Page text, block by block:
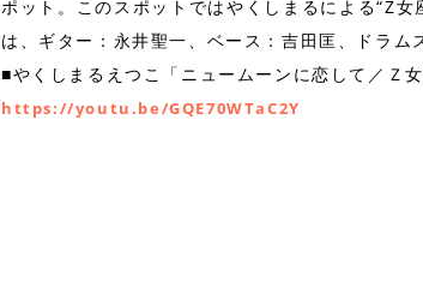
ポット。このスポットではやくしまるによる“Z
は、ギター：永井聖一、ベース：吉田匡、ドラ
■やくしまるえつこ「ニュームーンに恋して／Ｚ
https://youtu.be/GQE70WTaC2Y